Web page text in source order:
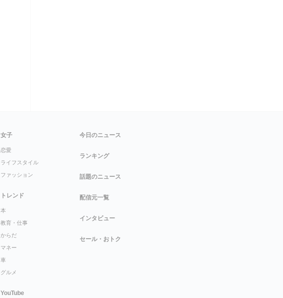
女子
恋愛
ライフスタイル
ファッション
トレンド
本
教育・仕事
からだ
マネー
車
グルメ
YouTube
今日のニュース
ランキング
話題のニュース
配信元一覧
インタビュー
セール・おトク